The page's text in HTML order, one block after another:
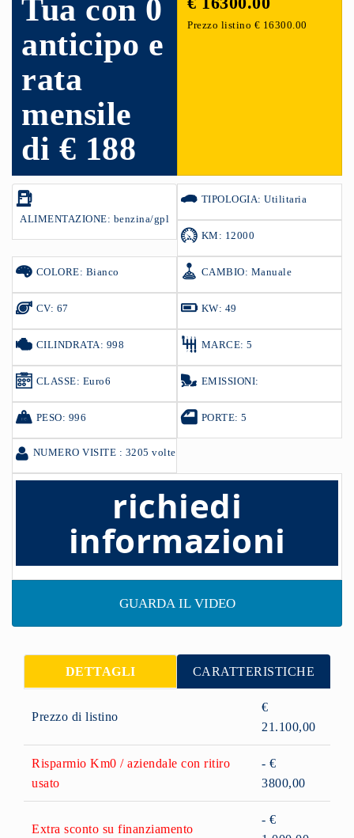
Tua con 0
anticipo e
rata
mensile
di € 188
Prezzo listino € 16300.00
ALIMENTAZIONE: benzina/gpl
TIPOLOGIA: Utilitaria
KM: 12000
COLORE: Bianco CAMBIO: Manuale
CV: 67 KW: 49
CILINDRATA: 998 MARCE: 5
CLASSE: Euro6 EMISSIONI:
PESO: 996 PORTE: 5
NUMERO VISITE : 3205 volte
richiedi
informazioni
GUARDA IL VIDEO
DETTAGLI CARATTERISTICHE
Prezzo di listino
€
21.100,00
Risparmio Km0 / aziendale con ritiro
usato
- €
3800,00
Extra sconto su finanziamento
- €